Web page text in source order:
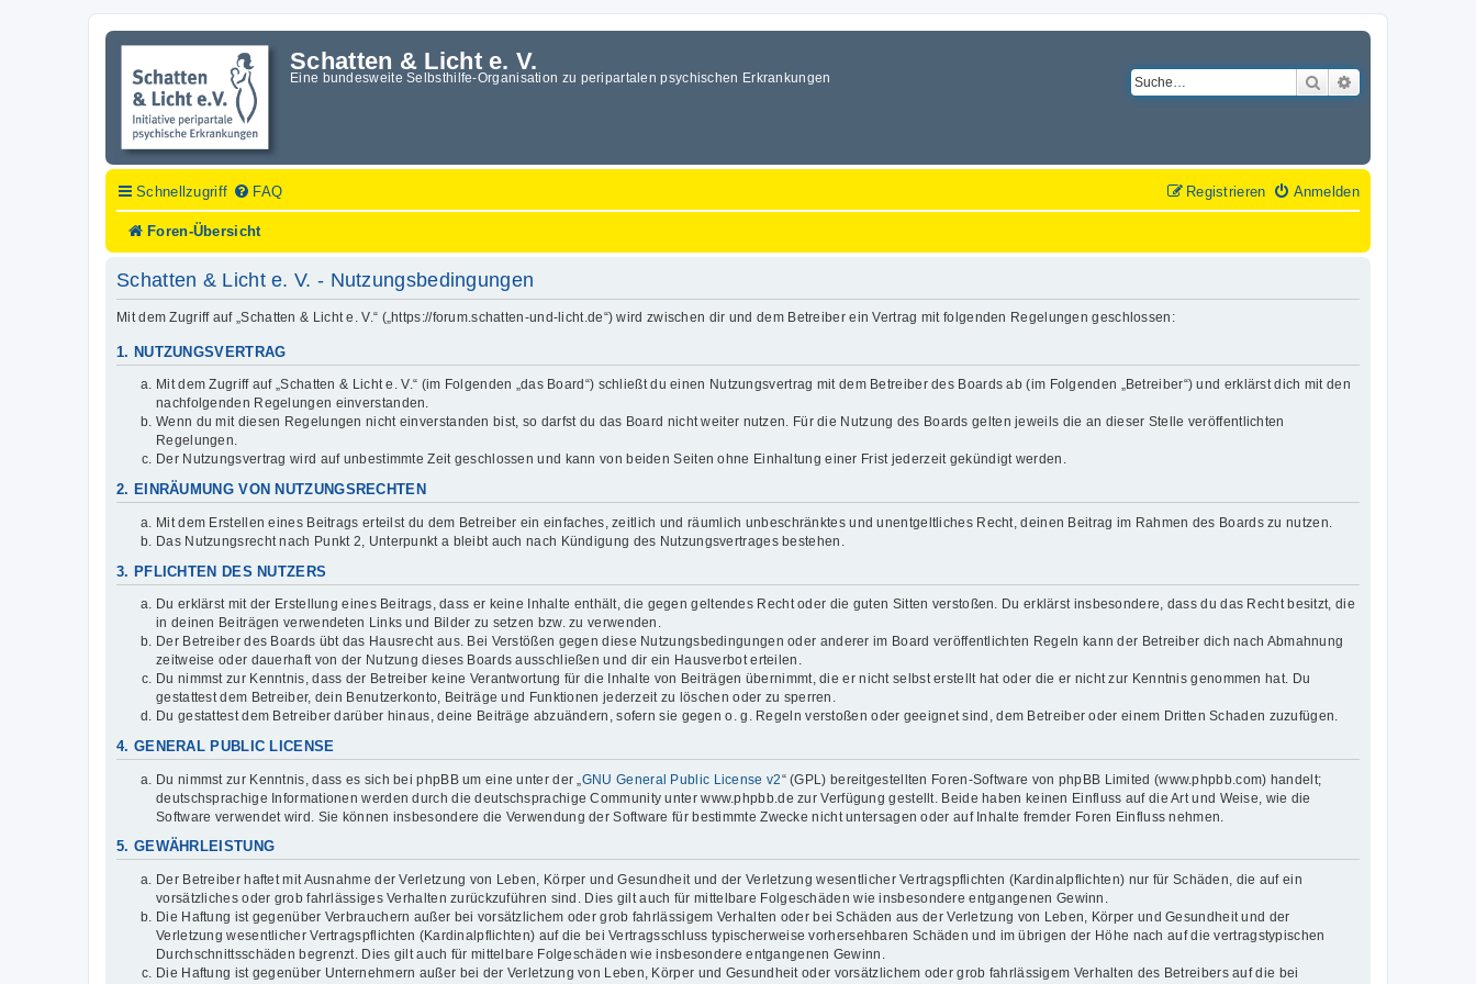
Schatten & Licht e. V.
Eine bundesweite Selbsthilfe-Organisation zu peripartalen psychischen Erkrankungen Suche
Schnellzugriff FAQ Anmelden
Registrieren
Foren-Übersicht
Schatten & Licht e. V. - Nutzungsbedingungen
Mit dem Zugriff auf „Schatten & Licht e. V.“ („https://forum.schatten-und-licht.de“) wird zwischen dir und dem Betreiber ein Vertrag mit folgenden Regelungen geschlossen:
1. NUTZUNGSVERTRAG
Mit dem Zugriff auf „Schatten & Licht e. V.“ (im Folgenden „das Board“) schließt du einen Nutzungsvertrag mit dem Betreiber des Boards ab (im Folgenden „Betreiber“) und erklärst dich mit den
nachfolgenden Regelungen einverstanden.
Wenn du mit diesen Regelungen nicht einverstanden bist, so darfst du das Board nicht weiter nutzen. Für die Nutzung des Boards gelten jeweils die an dieser Stelle veröffentlichten
Regelungen.
Der Nutzungsvertrag wird auf unbestimmte Zeit geschlossen und kann von beiden Seiten ohne Einhaltung einer Frist jederzeit gekündigt werden.
2. EINRÄUMUNG VON NUTZUNGSRECHTEN
Mit dem Erstellen eines Beitrags erteilst du dem Betreiber ein einfaches, zeitlich und räumlich unbeschränktes und unentgeltliches Recht, deinen Beitrag im Rahmen des Boards zu nutzen.
Das Nutzungsrecht nach Punkt 2, Unterpunkt a bleibt auch nach Kündigung des Nutzungsvertrages bestehen.
3. PFLICHTEN DES NUTZERS
Du erklärst mit der Erstellung eines Beitrags, dass er keine Inhalte enthält, die gegen geltendes Recht oder die guten Sitten verstoßen. Du erklärst insbesondere, dass du das Recht besitzt, die
in deinen Beiträgen verwendeten Links und Bilder zu setzen bzw. zu verwenden.
Der Betreiber des Boards übt das Hausrecht aus. Bei Verstößen gegen diese Nutzungsbedingungen oder anderer im Board veröffentlichten Regeln kann der Betreiber dich nach Abmahnung
zeitweise oder dauerhaft von der Nutzung dieses Boards ausschließen und dir ein Hausverbot erteilen.
Du nimmst zur Kenntnis, dass der Betreiber keine Verantwortung für die Inhalte von Beiträgen übernimmt, die er nicht selbst erstellt hat oder die er nicht zur Kenntnis genommen hat. Du
gestattest dem Betreiber, dein Benutzerkonto, Beiträge und Funktionen jederzeit zu löschen oder zu sperren.
Du gestattest dem Betreiber darüber hinaus, deine Beiträge abzuändern, sofern sie gegen o. g. Regeln verstoßen oder geeignet sind, dem Betreiber oder einem Dritten Schaden zuzufügen.
4. GENERAL PUBLIC LICENSE
Du nimmst zur Kenntnis, dass es sich bei phpBB um eine unter der „ GNU General Public License v2“ (GPL) bereitgestellten Foren-Software von phpBB Limited (www.phpbb.com) handelt;
deutschsprachige Informationen werden durch die deutschsprachige Community unter www.phpbb.de zur Verfügung gestellt. Beide haben keinen Einfluss auf die Art und Weise, wie die
Software verwendet wird. Sie können insbesondere die Verwendung der Software für bestimmte Zwecke nicht untersagen oder auf Inhalte fremder Foren Einfluss nehmen.
5. GEWÄHRLEISTUNG
Der Betreiber haftet mit Ausnahme der Verletzung von Leben, Körper und Gesundheit und der Verletzung wesentlicher Vertragspflichten (Kardinalpflichten) nur für Schäden, die auf ein
vorsätzliches oder grob fahrlässiges Verhalten zurückzuführen sind. Dies gilt auch für mittelbare Folgeschäden wie insbesondere entgangenen Gewinn.
Die Haftung ist gegenüber Verbrauchern außer bei vorsätzlichem oder grob fahrlässigem Verhalten oder bei Schäden aus der Verletzung von Leben, Körper und Gesundheit und der
Verletzung wesentlicher Vertragspflichten (Kardinalpflichten) auf die bei Vertragsschluss typischerweise vorhersehbaren Schäden und im übrigen der Höhe nach auf die vertragstypischen
Durchschnittsschäden begrenzt. Dies gilt auch für mittelbare Folgeschäden wie insbesondere entgangenen Gewinn.
Die Haftung ist gegenüber Unternehmern außer bei der Verletzung von Leben, Körper und Gesundheit oder vorsätzlichem oder grob fahrlässigem Verhalten des Betreibers auf die bei